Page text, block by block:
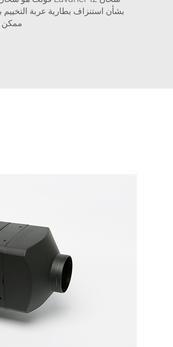
بشأن استنزاف بطارية عربة
ممكن